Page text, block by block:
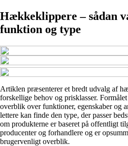
Hækkeklippere – sådan
funktion og type
Artiklen præsenterer et bredt udvalg af
forskellige behov og prisklasser.
overblik over funktioner, egenskaber og
lettere kan finde den type, der passer
om produkterne er baseret på offentligt
producenter og forhandlere og er
brugervenligt overblik.